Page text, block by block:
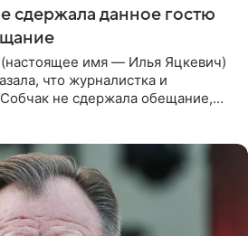
сдержала данное гостю
имя — Илья Яцкевич)
что журналистка и
не сдержала обещание,